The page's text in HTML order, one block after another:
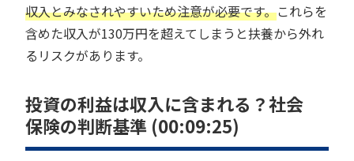
収入とみなされやすいため注意が必要です。これらを
含めた収入が130万円を超えてしまうと扶養から外れ
るリスクがあります。
投資の利益は収入に含まれる？社会
保険の判断基準 (00:09:25)